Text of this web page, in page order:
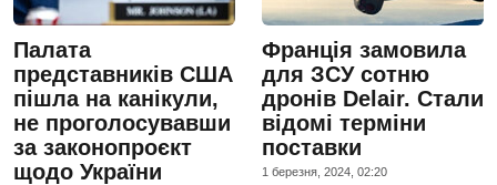
Палата
представників США
пішла на канікули,
не проголосувавши
за законопроєкт
щодо України
Франція замовила
для ЗСУ сотню
дронів Delair. Стали
відомі терміни
поставки
1 березня, 2024, 02:20